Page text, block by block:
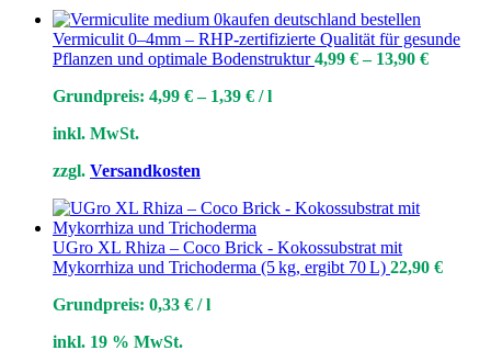
Vermiculit 0–4mm – RHP-zertifizierte Qualität für gesunde
Pflanzen und optimale Bodenstruktur4,99 €– 13,90 €
Grundpreis: 4,99 €– 1,39 € /l
inkl. MwSt.
zzgl. Versandkosten
UGro XL Rhiza – Coco Brick - Kokossubstrat mit
Mykorrhiza und Trichoderma (5 kg, ergibt 70 L) 22,90 €
Grundpreis: 0,33 € /l
inkl. 19 % MwSt.